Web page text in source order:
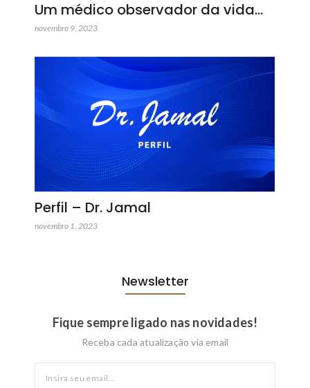
Um médico observador da vida…
novembro 9, 2023
Perfil – Dr. Jamal
novembro 1, 2023
Newsletter
Fique sempre ligado nas novidades!
Receba cada atualização via email